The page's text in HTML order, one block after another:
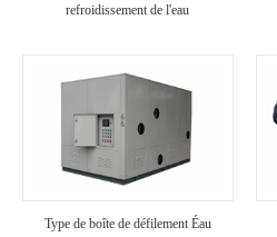
refroidissement de l'eau
Type de boîte de défilement Éau